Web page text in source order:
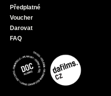
Předplatné
Voucher
Darovat
FAQ